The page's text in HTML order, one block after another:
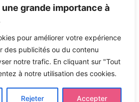
grande importance à
pour améliorer votre expérience
des publicités ou du contenu
notre trafic. En cliquant sur "Tout
à notre utilisation des cookies.
Rejeter Accepter
Next